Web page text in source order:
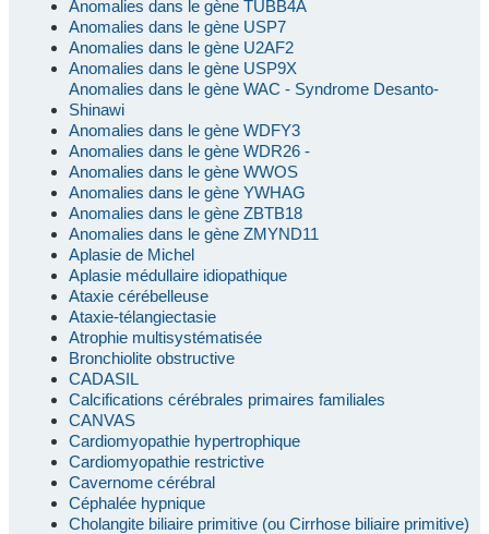
Anomalies dans le gène TUBB4A
Anomalies dans le gène USP7
Anomalies dans le gène U2AF2
Anomalies dans le gène USP9X
Anomalies dans le gène WAC - Syndrome Desanto-
Shinawi
Anomalies dans le gène WDFY3
Anomalies dans le gène WDR26 -
Anomalies dans le gène WWOS
Anomalies dans le gène YWHAG
Anomalies dans le gène ZBTB18
Anomalies dans le gène ZMYND11
Aplasie de Michel
Aplasie médullaire idiopathique
Ataxie cérébelleuse
Ataxie-télangiectasie
Atrophie multisystématisée
Bronchiolite obstructive
CADASIL
Calcifications cérébrales primaires familiales
CANVAS
Cardiomyopathie hypertrophique
Cardiomyopathie restrictive
Cavernome cérébral
Céphalée hypnique
Cholangite biliaire primitive (ou Cirrhose biliaire primitive)